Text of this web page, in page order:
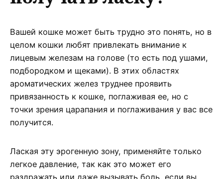
Вашей кошке может быть трудно это понять, но в
целом кошки любят привлекать внимание к
лицевым железам на голове (то есть под ушами,
подбородком и щеками). В этих областях
ароматических желез труднее проявить
привязанность к кошке, поглаживая ее, но с
точки зрения царапания и поглаживания у вас все
получится.
Лаская эту эрогенную зону, применяйте только
легкое давление, так как это может его
раздражать или даже вызывать боль, если вы